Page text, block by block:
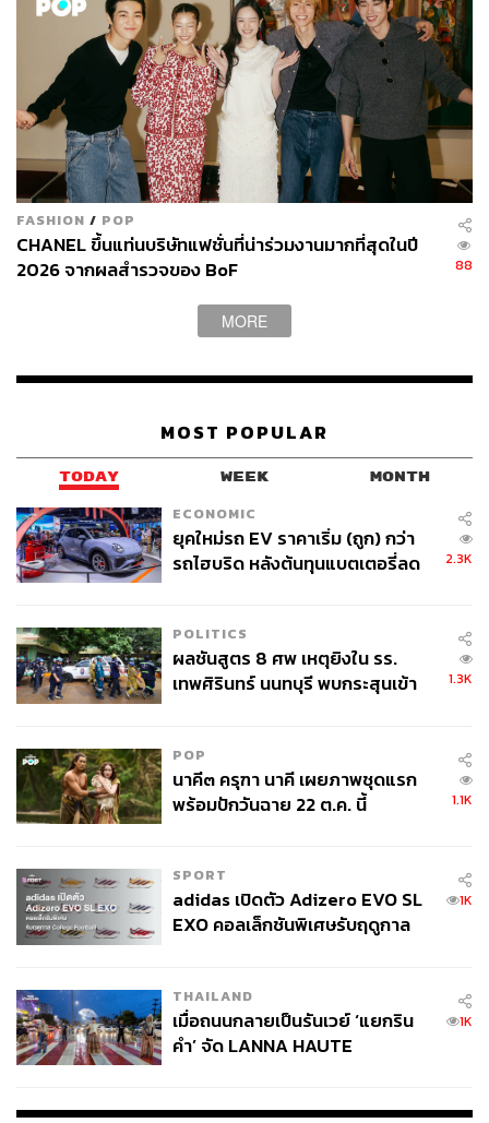
FASHION / POP
CHANEL ขึ้นแท่นบริษัทแฟชั่นที่น่าร่วมงานมากที่สุดในปี
2026 จากผลสำรวจของ BoF
88
MORE
MOST POPULAR
TODAY WEEK MONTH
ECONOMIC
ยุคใหม่รถ EV ราคาเริ่ม (ถูก) กว่า
รถไฮบริด หลังต้นทุนแบตเตอรี่ลด
2.3K
POLITICS
ผลชันสูตร 8 ศพ เหตุยิงใน รร.
เทพศิรินทร์ นนทบุรี พบกระสุนเข้า
1.3K
POP
นาคี๓ ครุฑา นาคี เผยภาพชุดแรก
พร้อมปักวันฉาย 22 ต.ค. นี้
1.1K
SPORT
adidas เปิดตัว Adizero EVO SL
EXO คอลเล็กชันพิเศษรับฤดูกาล
1K
THAILAND
เมื่อถนนกลายเป็นรันเวย์ ‘แยกริน
คำ’ จัด LANNA HAUTE
1K